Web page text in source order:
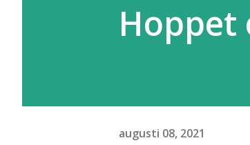
Hoppet
augusti 08, 2021